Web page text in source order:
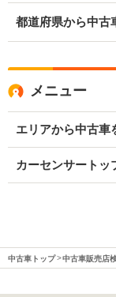
都道府県から中古
メニュー
エリアから中古車
カーセンサートッ
中古車トップ 中古車販売店